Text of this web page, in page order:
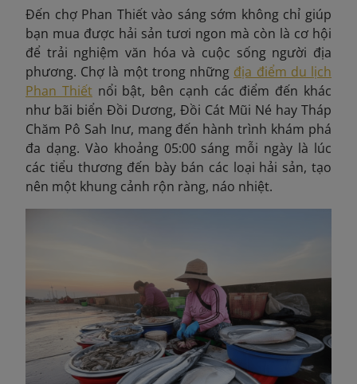
Đến chợ Phan Thiết vào sáng sớm không chỉ giúp
bạn mua được hải sản tươi ngon mà còn là cơ hội
để trải nghiệm văn hóa và cuộc sống người địa
phương. Chợ là một trong những địa điểm du lịch
Phan Thiếtnổi bật, bên cạnh các điểm đến khác
như bãi biển Đồi Dương, Đồi Cát Mũi Né hay Tháp
Chăm Pô Sah Inư, mang đến hành trình khám phá
đa dạng. Vào khoảng 05:00 sáng mỗi ngày là lúc
các tiểu thương đến bày bán các loại hải sản, tạo
nên một khung cảnh rộn ràng, náo nhiệt.